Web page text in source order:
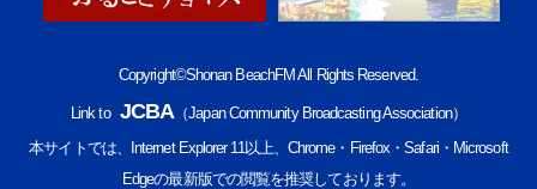
Copyright©Shonan BeachFM All Rights Reserved.
Link to JCBA（Japan Community Broadcasting Association）
本サイトでは、Internet Explorer 11以上、Chrome・Firefox・Safari・Microsoft
Edgeの最新版での閲覧を推奨しております。